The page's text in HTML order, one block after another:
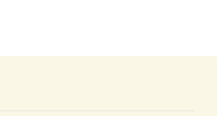
15:00 Uhr